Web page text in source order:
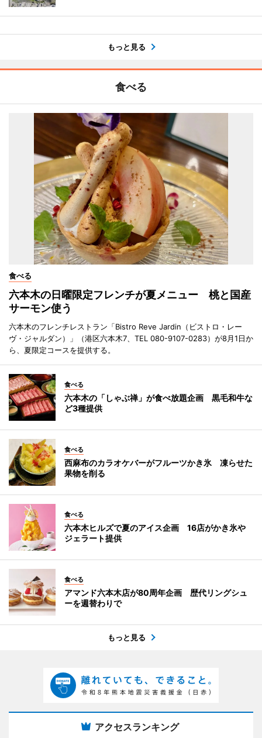
もっと見る
食べる
食べる
六本木の日曜限定フレンチが夏メニュー 桃と国産
サーモン使う
六本木のフレンチレストラン「Bistro Reve Jardin（ビストロ・レー
ヴ・ジャルダン）」（港区六本木7、TEL 080-9107-0283）が8月1日か
ら、夏限定コースを提供する。
食べる
六本木の「しゃぶ禅」が食べ放題企画 黒毛和牛な
ど3種提供
食べる
西麻布のカラオケバーがフルーツかき氷 凍らせた
果物を削る
食べる
六本木ヒルズで夏のアイス企画 16店がかき氷や
ジェラート提供
食べる
アマンド六本木店が80周年企画 歴代リングシュ
ーを週替わりで
もっと見る
アクセスランキング